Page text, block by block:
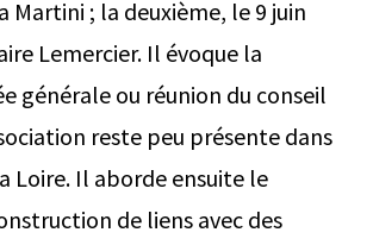
Martini ; la deuxième, le 9 juin
Lemercier. Il évoque la
générale ou réunion du conseil
reste peu présente dans
Loire. Il aborde ensuite le
de liens avec des